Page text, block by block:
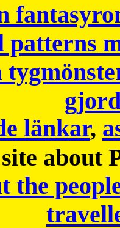
patterns
länkar,
site about
the